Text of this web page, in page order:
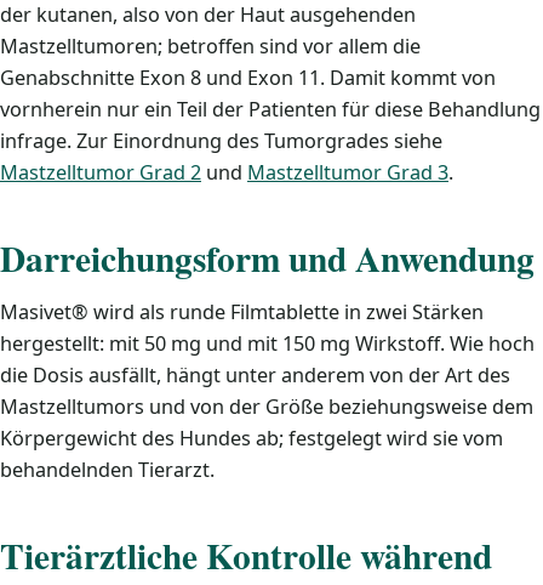
der kutanen, also von der Haut ausgehenden
Mastzelltumoren; betroffen sind vor allem die
Genabschnitte Exon 8 und Exon 11. Damit kommt von
vornherein nur ein Teil der Patienten für diese Behandlung
infrage. Zur Einordnung des Tumorgrades siehe
Mastzelltumor Grad 2 und Mastzelltumor Grad 3.
Darreichungsform und Anwendung
Masivet® wird als runde Filmtablette in zwei Stärken
hergestellt: mit 50 mg und mit 150 mg Wirkstoff. Wie hoch
die Dosis ausfällt, hängt unter anderem von der Art des
Mastzelltumors und von der Größe beziehungsweise dem
Körpergewicht des Hundes ab; festgelegt wird sie vom
behandelnden Tierarzt.
Tierärztliche Kontrolle während